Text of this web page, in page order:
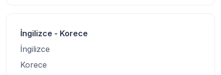
İngilizce - Korece
İngilizce
Korece